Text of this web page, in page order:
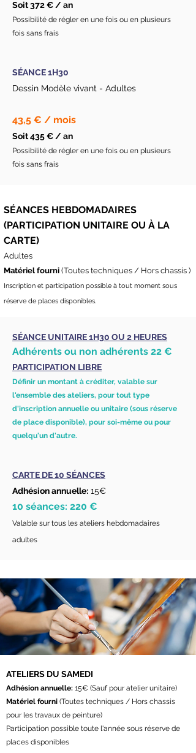
Soit 372 € / an
Possibilité de régler en une fois ou en plusieurs
fois sans frais
SÉANCE 1H30
Dessin Modèle vivant - Adultes
43,5 € / mois
Soit 435 € / an
Possibilité de régler en une fois ou en plusieurs
fois sans frais
SÉANCES HEBDOMADAIRES
(PARTICIPATION UNITAIRE OU À LA
CARTE)
Adultes
Matériel fourni (Toutes techniques / Hors chassis )
Inscription et participation possible à tout moment sous
réserve de places disponibles.
SÉANCE UNITAIRE 1H30 OU 2 HEURES
Adhérents ou non adhérents 22 €
PARTICIPATION LIBRE
Définir un montant à créditer, valable sur
l'ensemble des ateliers, pour tout type
d'inscription annuelle ou unitaire (sous réserve
de place disponible), pour soi-même ou pour
quelqu'un d'autre.
CARTE DE 10 SÉANCES
Adhésion annuelle: 15€
10 séances: 220 €
Valable sur tous les ateliers hebdomadaires
adultes
ATELIERS DU SAMEDI
Adhésion annuelle: 15€ (Sauf pour atelier unitaire)
Matériel fourni (Toutes techniques / Hors chassis
pour les travaux de peinture)
Participation possible toute l'année sous réserve de
places disponibles